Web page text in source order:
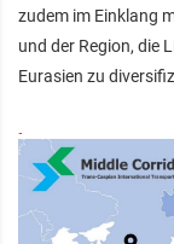
zudem im Einklang
und der Region, die
Eurasien zu